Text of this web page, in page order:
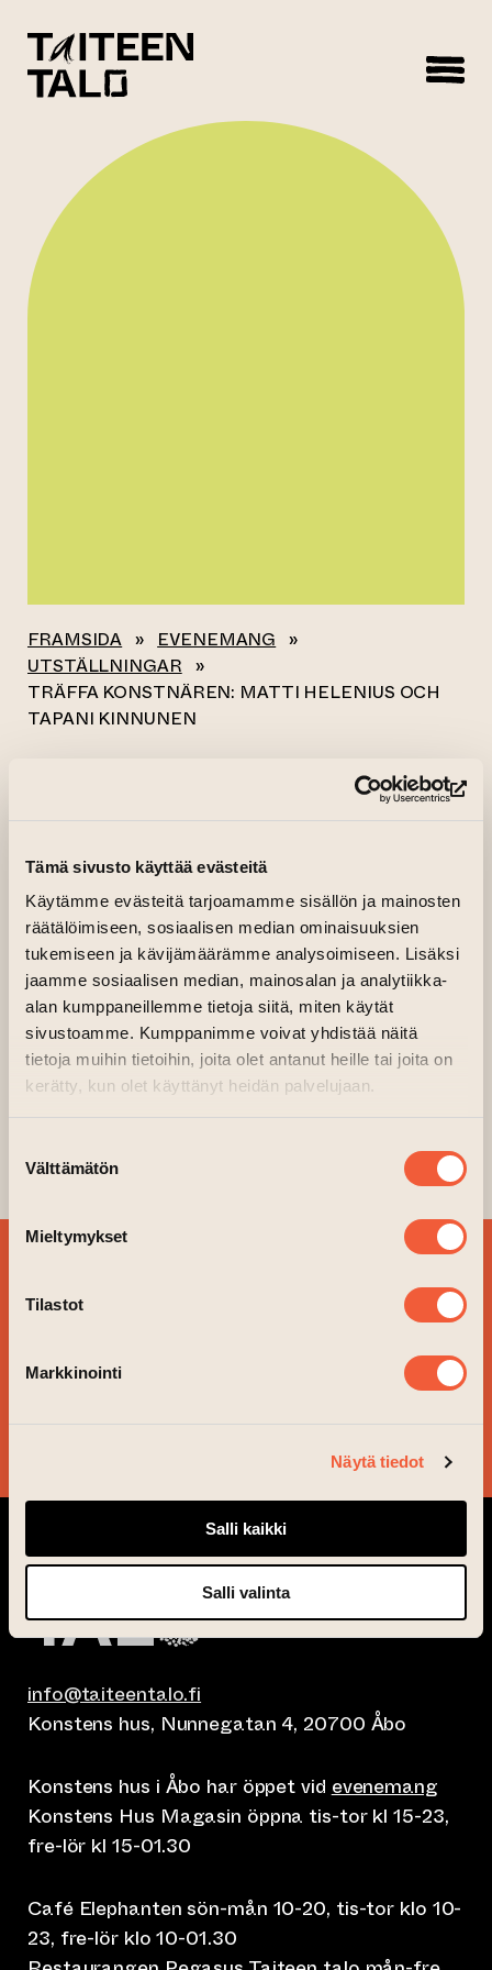
Tämä sivusto käyttää evästeitä
Käytämme evästeitä tarjoamamme sisällön ja mainosten
räätälöimiseen, sosiaalisen median ominaisuuksien
tukemiseen ja kävijämäärämme analysoimiseen. Lisäksi
jaamme sosiaalisen median, mainosalan ja analytiikka-
alan kumppaneillemme tietoja siitä, miten käytät
sivustoamme. Kumppanimme voivat yhdistää näitä
tietoja muihin tietoihin, joita olet antanut heille tai joita on
kerätty, kun olet käyttänyt heidän palvelujaan.
valinta
Välttämätön
Mieltymykset
Tilastot
Markkinointi
Näytä tiedot
Salli kaikki
Salli valinta
FRAMSIDA » EVENEMANG »
UTSTÄLLNINGAR »
TRÄFFA KONSTNÄREN: MATTI HELENIUS OCH
TAPANI KINNUNEN
Alla evenemang
TRÄFFA
KONSTNÄREN:
MATTI HELENIUS
OCH TAPANI
KINNUNEN
21.03.2026 kl. 15.00—16.00
WAM Kilta Galleri, 1 våning, Brandkår, dörr B2
(leder till
NYHETSBREV OCH
GÅNG!
info@taiteentalo.fi
Konstens hus, Nunnegatan 4, 20700 Åbo
Konstens hus i Åbo har öppet vid evenemang
Konstens Hus Magasin öppna tis-tor kl 15-23,
fre-lör kl 15-01.30
Café Elephanten sön-mån 10-20, tis-tor klo 10-
23, fre-lör klo 10-01.30